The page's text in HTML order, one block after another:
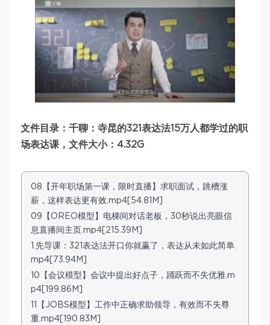
文件目录：千聊：寺昆的321表达法15万人都学过的职
场表达课，文件大小：4.32G
08【开年职场第一课，限时直播】求职面试，跳槽涨
薪，这样表达更有效.mp4[54.81M]
09【OREO模型】电梯间对话老板，30秒说出亮眼信
息直播间主页.mp4[215.39M]
1.先导课：321表达法开口你就赢了，表达从未如此简单.
mp4[73.94M]
10【会议模型】会议中提出好点子，踊跃而不失优雅.m
p4[199.86M]
11【JOBS模型】工作中正确求助领导，有效而不失尊
重.mp4[190.83M]